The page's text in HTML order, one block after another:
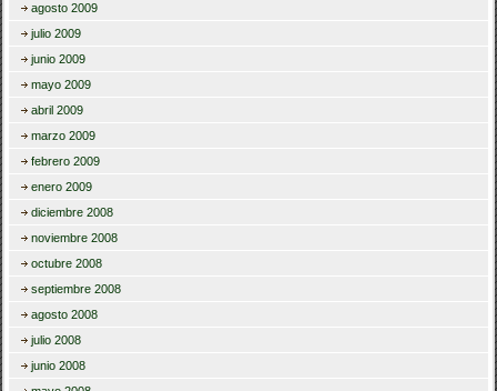
agosto 2009
julio 2009
junio 2009
mayo 2009
abril 2009
marzo 2009
febrero 2009
enero 2009
diciembre 2008
noviembre 2008
octubre 2008
septiembre 2008
agosto 2008
julio 2008
junio 2008